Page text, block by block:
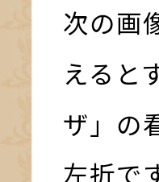
次の画
えると
ザ」の
左折で